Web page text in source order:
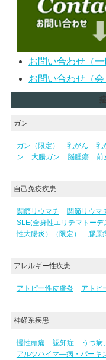
お問い合わせ（一
お問い合わせ（会
ガン
ガン（限定） 乳がん 乳
ン
大腸ガン 脳腫瘍 前
自己免疫疾患
関節リウマチ 関節リウマ
SLE(全身性エリテマトーデ
性大腸炎）（限定）
膠原
アレルギー性疾患
アトピー性皮膚炎 アトピ
神経系疾患
慢性頭痛 認知症 うつ病
アルツハイマ―病・パーキ